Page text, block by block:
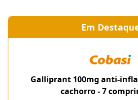
Em
Galliprant 100mg anti-
cachorro - 7